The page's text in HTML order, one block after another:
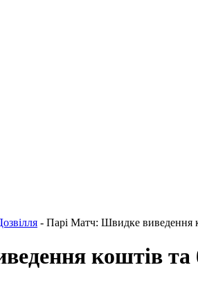
- Парі Матч: Швидке виведення
коштів та